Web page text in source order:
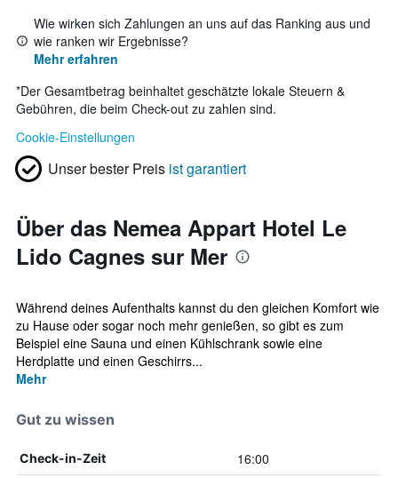
Wie wirken sich Zahlungen an uns auf das Ranking aus und
wie ranken wir Ergebnisse?
Mehr erfahren
*Der Gesamtbetrag beinhaltet geschätzte lokale Steuern &
Gebühren, die beim Check-out zu zahlen sind.
Cookie-Einstellungen
Unser bester Preis ist garantiert
Über das Nemea Appart Hotel Le
Lido Cagnes sur Mer
Während deines Aufenthalts kannst du den gleichen Komfort wie
zu Hause oder sogar noch mehr genießen, so gibt es zum
Beispiel eine Sauna und einen Kühlschrank sowie eine
Herdplatte und einen Geschirrs...
Mehr
Gut zu wissen
Check-in-Zeit 16:00